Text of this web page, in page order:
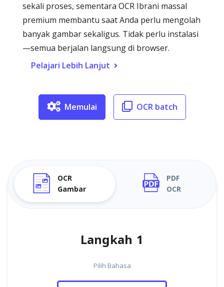
sekali proses, sementara OCR Ibrani massal
premium membantu saat Anda perlu mengolah
banyak gambar sekaligus. Tidak perlu instalasi
—semua berjalan langsung di browser.
Pelajari Lebih Lanjut
Memulai OCR batch
OCR
Gambar
PDF
OCR
Langkah 1
Pilih Bahasa